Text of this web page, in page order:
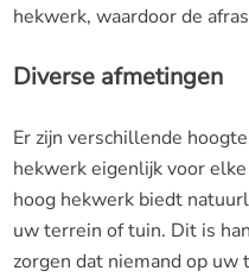
hekwerk, waardoor de
Diverse afmetingen
Er zijn verschillende
hekwerk eigenlijk voor
hoog hekwerk biedt
uw terrein of tuin. Dit is
zorgen dat niemand op uw